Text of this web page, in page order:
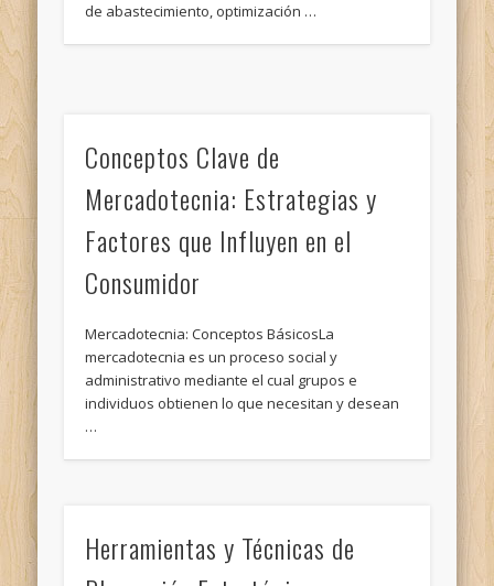
de abastecimiento, optimización …
Conceptos Clave de
Mercadotecnia: Estrategias y
Factores que Influyen en el
Consumidor
Mercadotecnia: Conceptos BásicosLa
mercadotecnia es un proceso social y
administrativo mediante el cual grupos e
individuos obtienen lo que necesitan y desean
…
Herramientas y Técnicas de